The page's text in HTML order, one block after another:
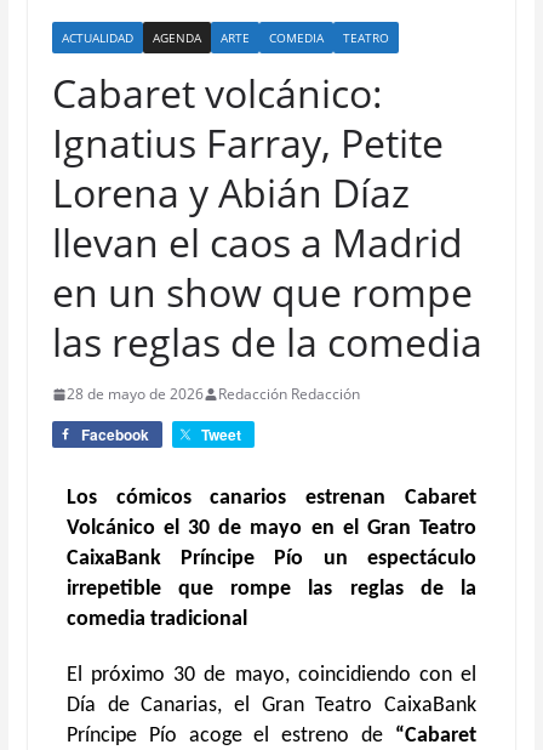
ACTUALIDAD AGENDA ARTE COMEDIA TEATRO
Cabaret volcánico:
Ignatius Farray, Petite
Lorena y Abián Díaz
llevan el caos a Madrid
en un show que rompe
las reglas de la comedia
28 de mayo de 2026 Redacción Redacción
Facebook Tweet
Los cómicos canarios estrenan Cabaret
Volcánico el 30 de mayo en el Gran Teatro
CaixaBank Príncipe Pío un espectáculo
irrepetible que rompe las reglas de la
comedia tradicional
El próximo 30 de mayo, coincidiendo con el
Día de Canarias, el Gran Teatro CaixaBank
Príncipe Pío acoge el estreno de “Cabaret